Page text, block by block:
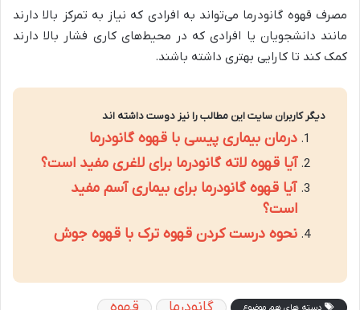
مصرف قهوه گانودرما می‌تواند به افرادی که نیاز به تمرکز بالا دارند
مانند دانشجویان یا افرادی که در محیط‌های کاری فشار بالا دارند
کمک کند تا کارایی بهتری داشته باشند.
دیگر کاربران سایت این مطالب را نیز دوست داشته اند
درمان بیماری پیسی با قهوه گانودرما
آیا قهوه لاته گانودرما برای لاغری مفید است؟
آیا قهوه گانودرما برای بیماری آسم مفید
است؟
نحوه درست كردن قهوه ترک با قهوه جوش
دسته های هم موضوع